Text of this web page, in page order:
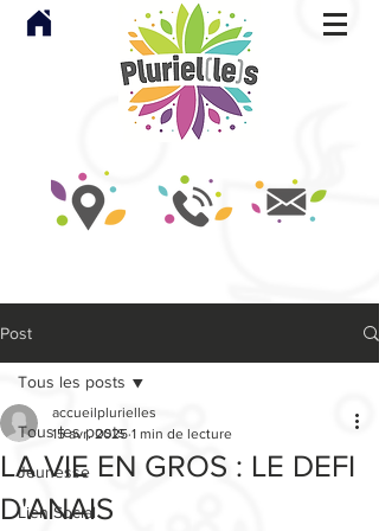
Post
Tous les posts
Jeunesse
Lien Social
Tous les posts
LA VIE EN GROS : LE DEFI
D'ANAIS
accueilplurielles
15 avr. 2025 1 min de lecture